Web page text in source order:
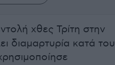
χθες Τρίτη στην
διαμαρτυρία κατά του